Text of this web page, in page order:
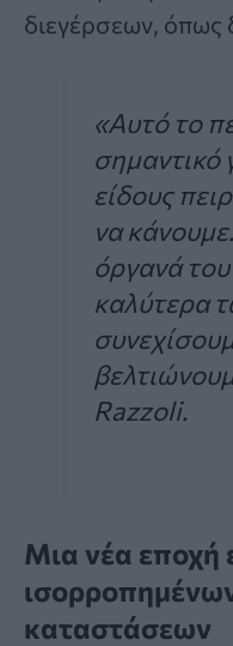
διεγέρσεων, όπως
«Αυτό το
σημαντικό
είδους
να
όργανά
καλύτερα
Razzoli.
Μια νέα εποχή
καταστάσεων